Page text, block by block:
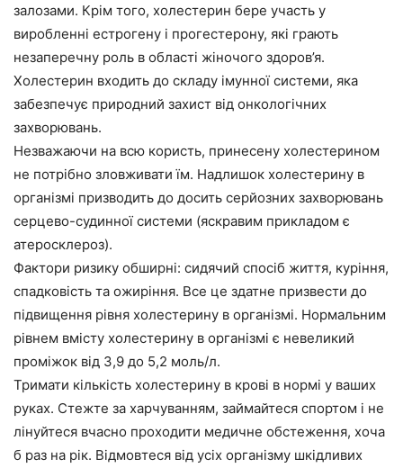
залозами. Крім того, холестерин бере участь у
виробленні естрогену і прогестерону, які грають
незаперечну роль в області жіночого здоров’я.
Холестерин входить до складу імунної системи, яка
забезпечує природний захист від онкологічних
захворювань.
Незважаючи на всю користь, принесену холестерином
не потрібно зловживати їм. Надлишок холестерину в
організмі призводить до досить серйозних захворювань
серцево-судинної системи (яскравим прикладом є
атеросклероз).
Фактори ризику обширні: сидячий спосіб життя, куріння,
спадковість та ожиріння. Все це здатне призвести до
підвищення рівня холестерину в організмі. Нормальним
рівнем вмісту холестерину в організмі є невеликий
проміжок від 3,9 до 5,2 моль/л.
Тримати кількість холестерину в крові в нормі у ваших
руках. Стежте за харчуванням, займайтеся спортом і не
лінуйтеся вчасно проходити медичне обстеження, хоча
б раз на рік. Відмовтеся від усіх організму шкідливих